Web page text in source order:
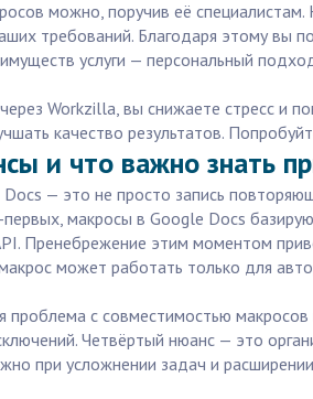
можно, поручив её
требований. Благодаря этому вы
услуги — персональный
Workzilla, вы снижаете стресс и
качество результатов.
и что важно знать
— это не просто запись
первых, макросы в Google Docs
Пренебрежение этим моментом
может работать только для
проблема с совместимостью
Четвёртый нюанс — это
при усложнении задач и